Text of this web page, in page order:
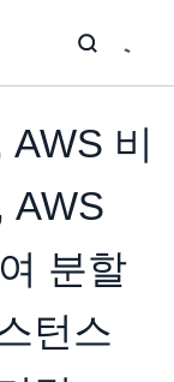
비
AWS
분할
턴스